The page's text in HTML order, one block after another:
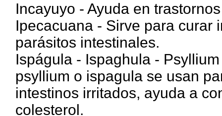
Incayuyo - Ayuda en
Ipecacuana - Sirve para curar
parásitos intestinales.
Ispágula - Ispaghula -
psyllium o ispagula se usan
intestinos irritados, ayuda a
colesterol.